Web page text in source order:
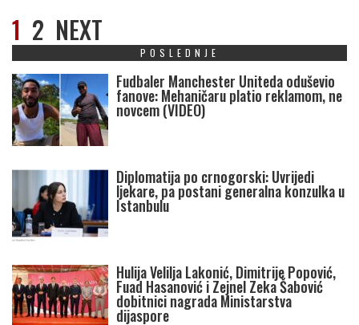
1 2 NEXT
POSLEDNJE
Fudbaler Manchester Uniteda oduševio
fanove: Mehaničaru platio reklamom, ne
novcem (VIDEO)
Diplomatija po crnogorski: Uvrijedi
ljekare, pa postani generalna konzulka u
Istanbulu
Hulija Velilja Lakonić, Dimitrije Popović,
Fuad Hasanović i Zejnel Zeka Šabović
dobitnici nagrada Ministarstva
dijaspore